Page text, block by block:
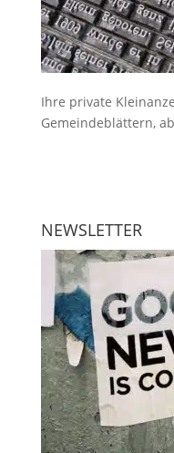
Ihre private
Gemeindeblättern,
NEWSLETTER